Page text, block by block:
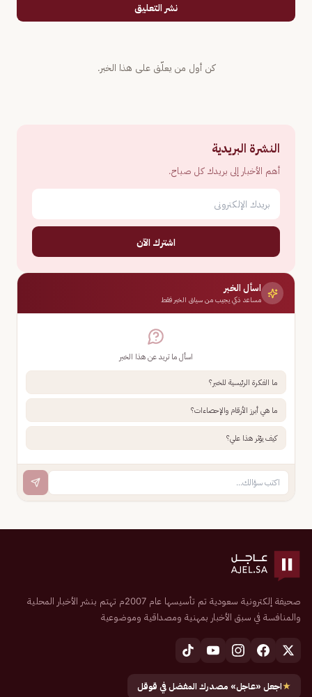
نشر التعليق
كن أول من يعلّق على هذا الخبر.
النشرة البريدية
أهم الأخبار إلى بريدك كل صباح.
اشترك الآن
اسأل الخبر
مساعد ذكي يجيب من سياق الخبر فقط
اسأل ما تريد عن هذا الخبر
ما الفكرة الرئيسية للخبر؟
ما هي أبرز الأرقام والإحصاءات؟
كيف يؤثر هذا علي؟
صحيفة إلكترونية سعودية تم تأسيسها عام 2007م تهتم بنشر الأخبار المحلية
والمنافسة في سبق الأخبار بمهنية ومصداقية وموضوعية
★اجعل «عاجل» مصدرك المفضل في قوقل